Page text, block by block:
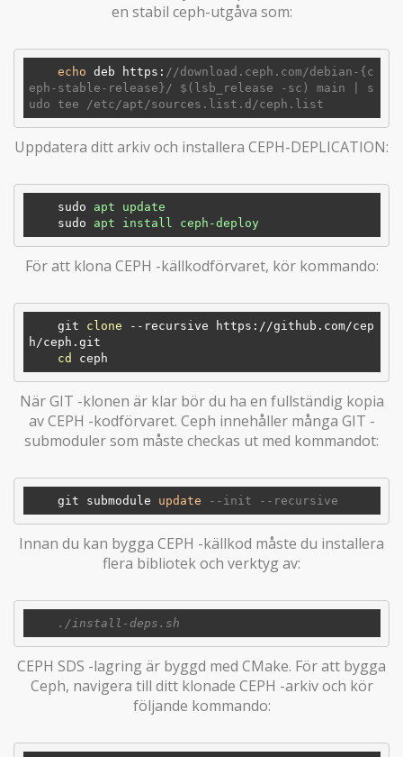
en stabil ceph-utgåva som:
echo deb https: //download.ceph.com/debian-{c
eph-stable-release}/ $(lsb_release -sc) main | s
udo tee /etc/apt/sources.list.d/ceph.list
Uppdatera ditt arkiv och installera CEPH-DEPLICATION:
sudo
apt update
sudo
apt install ceph-deploy
För att klona CEPH -källkodförvaret, kör kommando:
    git
clone --recursive https://github.com/cep
h/ceph.git
cd
När GIT -klonen är klar bör du ha en fullständig kopia
av CEPH -kodförvaret. Ceph innehåller många GIT -
submoduler som måste checkas ut med kommandot:
    git submodule
update --init --recursive
Innan du kan bygga CEPH -källkod måste du installera
flera bibliotek och verktyg av:
CEPH SDS -lagring är byggd med CMake. För att bygga
Ceph, navigera till ditt klonade CEPH -arkiv och kör
följande kommando: